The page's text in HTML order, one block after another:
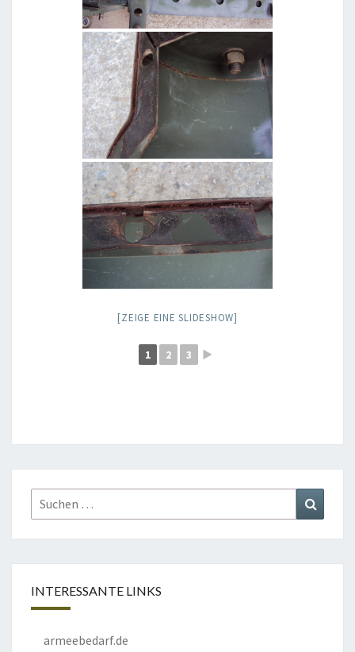
[ZEIGE EINE SLIDESHOW]
1 2 3 ►
Suchen
nach:
INTERESSANTE LINKS
armeebedarf.de